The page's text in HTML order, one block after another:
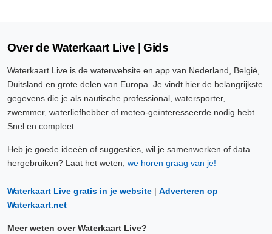
Over de Waterkaart Live | Gids
Waterkaart Live is de waterwebsite en app van Nederland, België,
Duitsland en grote delen van Europa. Je vindt hier de belangrijkste
gegevens die je als nautische professional, watersporter,
zwemmer, waterliefhebber of meteo-geïnteresseerde nodig hebt.
Snel en compleet.
Heb je goede ideeën of suggesties, wil je samenwerken of data
hergebruiken? Laat het weten, we horen graag van je!
Waterkaart Live gratis in je website | Adverteren op
Waterkaart.net
Meer weten over Waterkaart Live?